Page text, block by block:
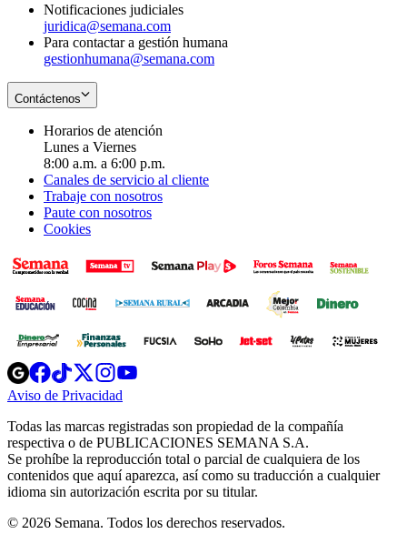
Notificaciones judiciales
juridica@semana.com
Para contactar a gestión humana
gestionhumana@semana.com
Contáctenos
Horarios de atención
Lunes a Viernes
8:00 a.m. a 6:00 p.m.
Canales de servicio al cliente
Trabaje con nosotros
Paute con nosotros
Cookies
Opens
in
new
Opens
in
new
Opens
in
new
window
Opens
new
windowwindow
Aviso de Privacidad
new
window
Todas las marcas registradas son propiedad de la compañía
respectiva o de PUBLICACIONES SEMANA S.A.
Se prohíbe la reproducción total o parcial de cualquiera de los
contenidos que aquí aparezca, así como su traducción a cualquier
idioma sin autorización escrita por su titular.
© 2026 Semana. Todos los derechos reservados.